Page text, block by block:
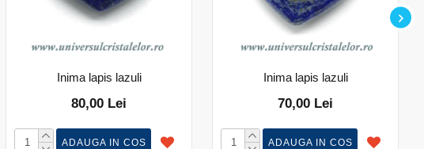
Inima lapis lazuli
80,00 Lei
ADAUGA IN COS
Inima lapis lazuli
70,00 Lei
ADAUGA IN COS